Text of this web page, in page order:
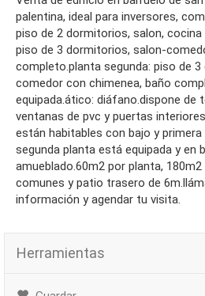
palentina, ideal para inversores,
piso de 2 dormitorios, salon, cocina
piso de 3 dormitorios, salon-
completo.planta segunda: piso de
comedor con chimenea, baño
equipada.ático: diáfano.dispone de
ventanas de pvc y puertas
están habitables con bajo y
segunda planta está equipada y en
amueblado.60m2 por planta,
comunes y patio trasero de
información y agendar tu visita.
Herramientas